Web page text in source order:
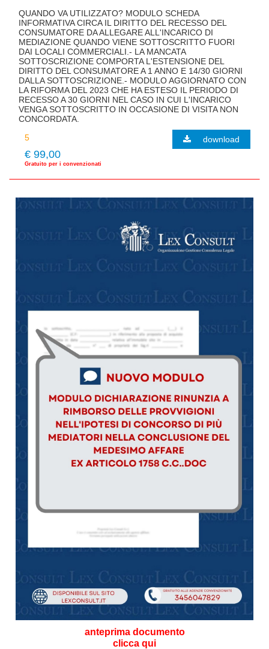
QUANDO VA UTILIZZATO? MODULO SCHEDA
INFORMATIVA CIRCA IL DIRITTO DEL RECESSO DEL
CONSUMATORE DA ALLEGARE ALL'INCARICO DI
MEDIAZIONE QUANDO VIENE SOTTOSCRITTO FUORI
DAI LOCALI COMMERCIALI.- LA MANCATA
SOTTOSCRIZIONE COMPORTA L'ESTENSIONE DEL
DIRITTO DEL CONSUMATORE A 1 ANNO E 14/30 GIORNI
DALLA SOTTOSCRIZIONE.- MODULO AGGIORNATO CON
LA RIFORMA DEL 2023 CHE HA ESTESO IL PERIODO DI
RECESSO A 30 GIORNI NEL CASO IN CUI L'INCARICO
VENGA SOTTOSCRITTO IN OCCASIONE DI VISITA NON
CONCORDATA.
€ 99,00
Gratuito per i convenzionati
download
anteprima documento
clicca qui